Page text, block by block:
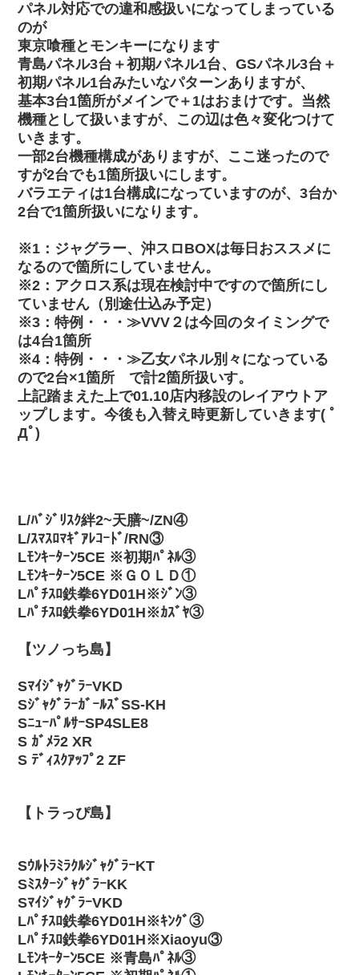
パネル対応での違和感扱いになってしまっている
のが
東京喰種とモンキーになります
青島パネル3台＋初期パネル1台、GSパネル3台＋
初期パネル1台みたいなパターンありますが、
基本3台1箇所がメインで＋1はおまけです。当然
機種として扱いますが、この辺は色々変化つけて
いきます。
一部2台機種構成がありますが、ここ迷ったので
すが2台でも1箇所扱いにします。
バラエティは1台構成になっていますのが、3台か
2台で1箇所扱いになります。
※1：ジャグラー、沖スロBOXは毎日おススメに
なるので箇所にしていません。
※2：アクロス系は現在検討中ですので箇所にし
ていません（別途仕込み予定）
※3：特例・・・≫VVV２は今回のタイミングで
は4台1箇所
※4：特例・・・≫乙女パネル別々になっている
ので2台×1箇所 で計2箇所扱いす。
上記踏まえた上で01.10店内移設のレイアウトア
ップします。今後も入替え時更新していきます( ﾟ
Дﾟ)
L/ﾊﾞｼﾞﾘｽｸ絆2~天膳~/ZN④
L/ｽﾏｽﾛﾏｷﾞｱﾚｺｰﾄﾞ/RN③
Lﾓﾝｷｰﾀｰﾝ5CE ※初期ﾊﾟﾈﾙ③
Lﾓﾝｷｰﾀｰﾝ5CE ※ＧＯＬＤ①
Lﾊﾟﾁｽﾛ鉄拳6YD01H※ｼﾞﾝ③
Lﾊﾟﾁｽﾛ鉄拳6YD01H※ｶｽﾞﾔ③
【ツノっち島】
SﾏｲｼﾞｬｸﾞﾗｰVKD
SｼﾞｬｸﾞﾗｰｶﾞｰﾙｽﾞSS-KH
SﾆｭｰﾊﾟﾙｻｰSP4SLE8
S ｶﾞﾒﾗ2 XR
S ﾃﾞｨｽｸｱｯﾌﾟ2 ZF
【トラっぴ島】
SｳﾙﾄﾗﾐﾗｸﾙｼﾞｬｸﾞﾗｰKT
SﾐｽﾀｰｼﾞｬｸﾞﾗｰKK
SﾏｲｼﾞｬｸﾞﾗｰVKD
Lﾊﾟﾁｽﾛ鉄拳6YD01H※ｷﾝｸﾞ③
Lﾊﾟﾁｽﾛ鉄拳6YD01H※Xiaoyu③
Lﾓﾝｷｰﾀｰﾝ5CE ※青島ﾊﾟﾈﾙ③